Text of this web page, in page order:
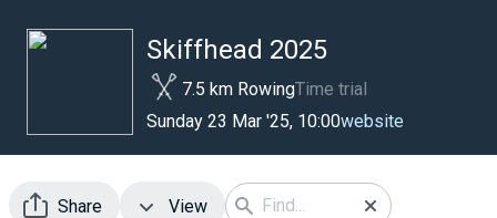
Skiffhead 2025
7.5 km RowingTime trial
Sunday 23 Mar '25, 10:00website
Share View